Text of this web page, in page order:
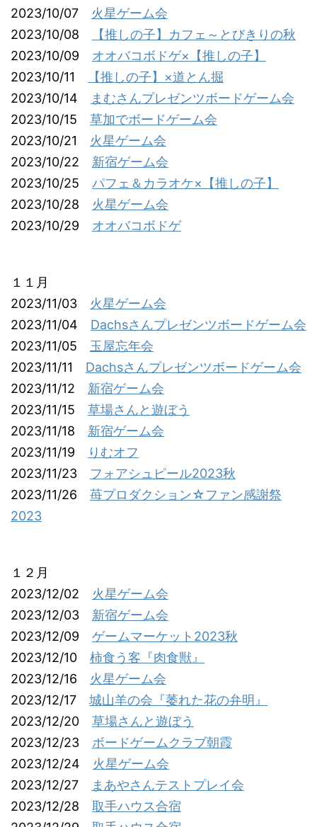
2023/10/07 火星ゲーム会
2023/10/08
【推しの子】カフェ～とびきりの秋
2023/10/09 オオバコボドゲ×【推しの子】
2023/10/11
【推しの子】×道とん掘
2023/10/14
まむさんプレゼンツボードゲーム会
2023/10/15 草加でボードゲーム会
2023/10/21 火星ゲーム会
2023/10/22 新宿ゲーム会
2023/10/25 パフェ＆カラオケ×【推しの子】
2023/10/28 火星ゲーム会
2023/10/29 オオバコボドゲ
１１月
2023/11/03 火星ゲーム会
2023/11/04 Dachsさんプレゼンツボードゲーム会
2023/11/05 玉屋忘年会
2023/11/11 Dachsさんプレゼンツボードゲーム会
2023/11/12 新宿ゲーム会
2023/11/15 草場さんと遊ぼう
2023/11/18 新宿ゲーム会
2023/11/19
りむオフ
2023/11/23 フォアシュピール2023秋
2023/11/26 苺プロダクション☆ファン感謝祭
2023
１２月
2023/12/02 火星ゲーム会
2023/12/03 新宿ゲーム会
2023/12/09 ゲームマーケット2023秋
2023/12/10 柿食う客『肉食獣』
2023/12/16 火星ゲーム会
2023/12/17 城山羊の会『萎れた花の弁明』
2023/12/20 草場さんと遊ぼう
2023/12/23 ボードゲームクラブ朝霞
2023/12/24 火星ゲーム会
2023/12/27
まあやさんテストプレイ会
2023/12/28 取手ハウス合宿